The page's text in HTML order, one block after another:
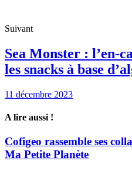
Suivant
Sea Monster : l’en-
les snacks à base
11 décembre 2023
A lire aussi !
Cofigeo rassemble ses
Ma Petite Planète